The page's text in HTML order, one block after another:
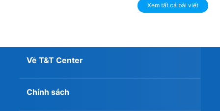
Xem tất cả bài viết
Về T&T Center
Chính sách